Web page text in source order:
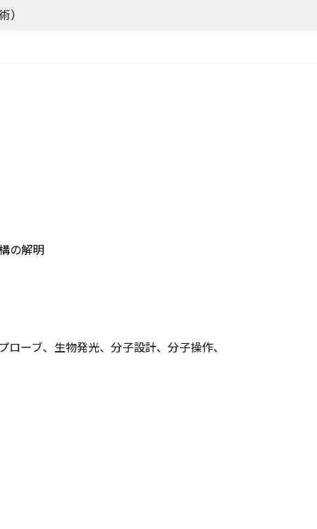
）
の解明
ーブ、生物発光、分子設計、分子操作、